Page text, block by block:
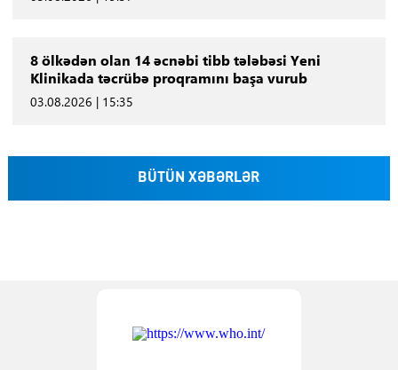
8 ölkədən olan 14 əcnəbi tibb tələbəsi Yeni
Klinikada təcrübə proqramını başa vurub
03.08.2026 | 15:35
BÜTÜN XƏBƏRLƏR